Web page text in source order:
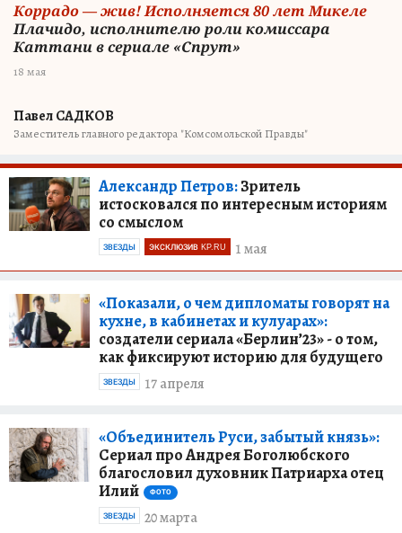
Коррадо — жив! Исполняется 80 лет Микеле
Плачидо, исполнителю роли комиссара
Каттани в сериале «Спрут»
18 мая
Павел САДКОВ
Заместитель главного редактора "Комсомольской Правды"
Александр Петров:Зритель
истосковался по интересным историям
со смыслом
1 мая
ЗВЕЗДЫ ЭКСКЛЮЗИВ KP.RU
«Показали, о чем дипломаты говорят на
кухне, в кабинетах и кулуарах»:
создатели сериала «Берлин’23» - о том,
как фиксируют историю для будущего
17 апреля
ЗВЕЗДЫ
«Объединитель Руси, забытый князь»:
Сериал про Андрея Боголюбского
благословил духовник Патриарха отец
Илий
ФОТО
20 марта
ЗВЕЗДЫ